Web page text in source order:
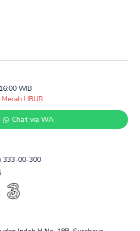
WIB
LIBUR
Chat via WA
333-00-300